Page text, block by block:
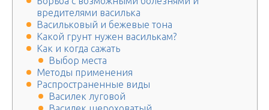
вредителями василька
Васильковый и бежевые тона
Какой грунт нужен василькам?
Как и когда сажать
Выбор места
Методы применения
Распространенные виды
Василек луговой